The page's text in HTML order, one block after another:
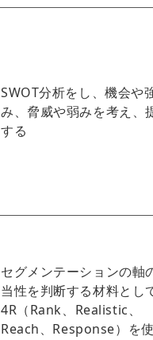
SWOT分析をし、機会や
み、脅威や弱みを考え、
する
セグメンテーションの軸
当性を判断する材料とし
4R（Rank、Realistic、
Reach、Response）を